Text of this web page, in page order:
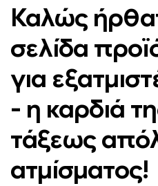
ατμίσματος μπαταρίας
Evod
Καλώς
σελίδα
για
- η καρδιά
τάξεως
ατμίσματος!